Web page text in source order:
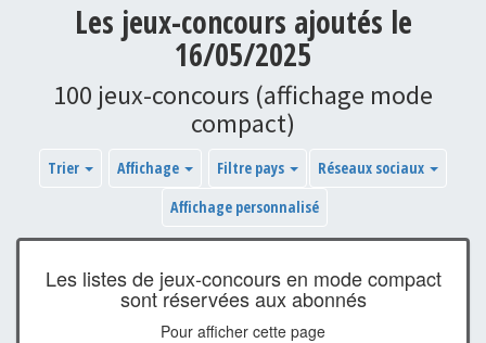
Les jeux-concours ajoutés le
16/05/2025
100 jeux-concours (affichage mode
compact)
Trier Affichage Filtre pays
Réseaux sociaux
Affichage personnalisé
Les listes de jeux-concours en mode compact
sont réservées aux abonnés
Pour afficher cette page